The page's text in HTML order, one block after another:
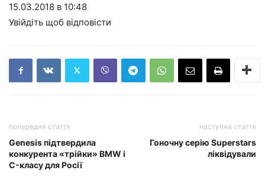
15.03.2018 в 10:48
Увійдіть щоб відповісти
попередня стаття
Genesis підтвердила
конкурента «трійки» BMW і
C-класу для Росії
наступна стаття
Гоночну серію Superstars
ліквідували